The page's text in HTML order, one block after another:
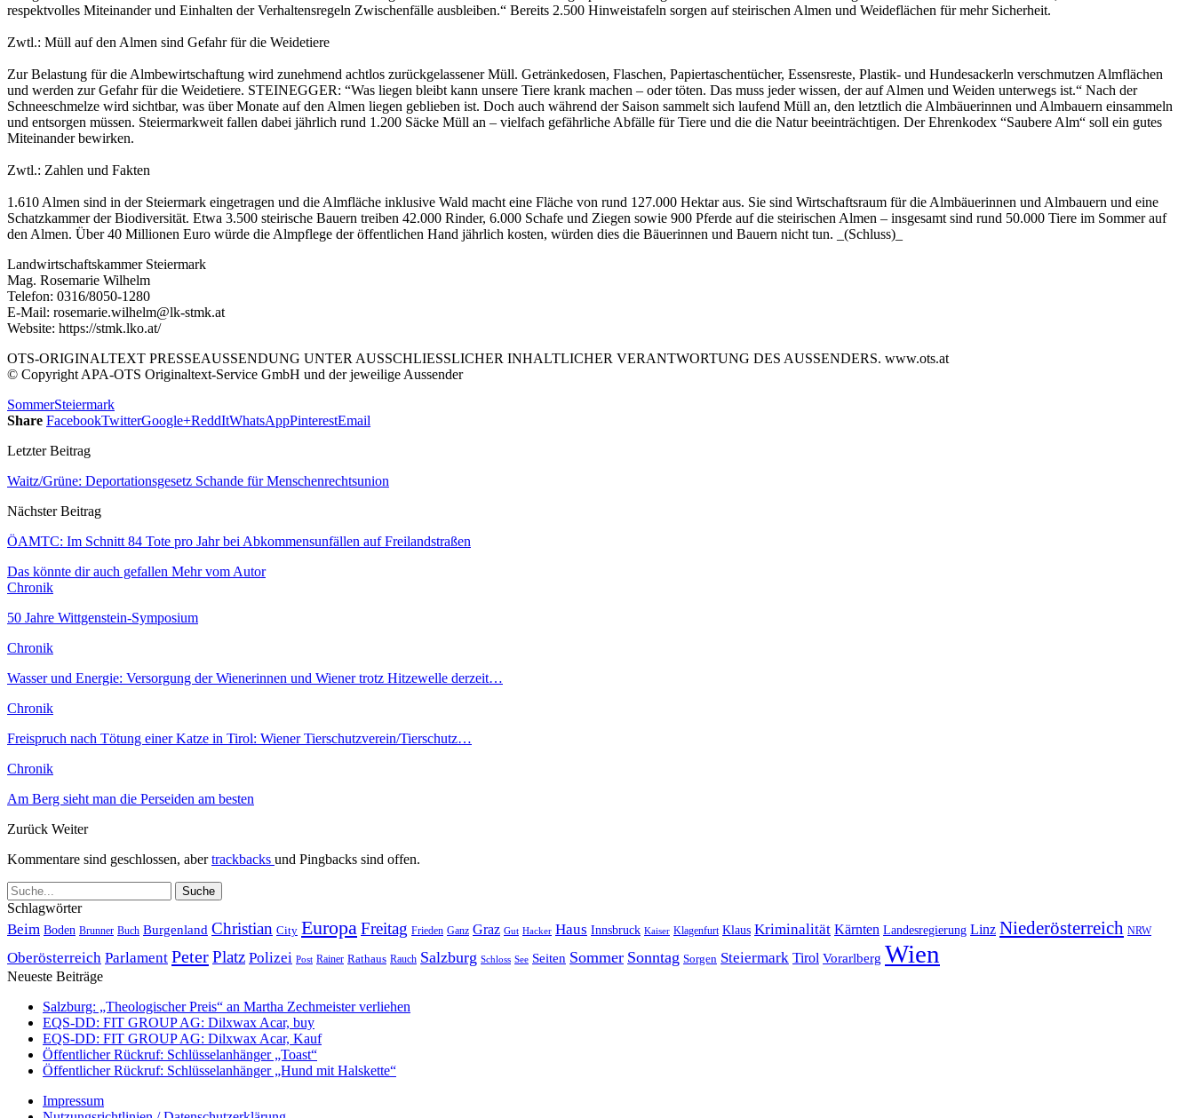
respektvolles Miteinander und Einhalten der Verhaltensregeln Zwischenfälle ausbleiben.“ Bereits 2.500 Hinweistafeln sorgen auf steirischen Almen und Weideflächen für mehr Sicherheit.
Zwtl.: Müll auf den Almen sind Gefahr für die Weidetiere
Zur Belastung für die Almbewirtschaftung wird zunehmend achtlos zurückgelassener Müll. Getränkedosen, Flaschen, Papiertaschentücher, Essensreste, Plastik- und Hundesackerln verschmutzen Almflächen
und werden zur Gefahr für die Weidetiere. STEINEGGER: “Was liegen bleibt kann unsere Tiere krank machen – oder töten. Das muss jeder wissen, der auf Almen und Weiden unterwegs ist.“ Nach der
Schneeschmelze wird sichtbar, was über Monate auf den Almen liegen geblieben ist. Doch auch während der Saison sammelt sich laufend Müll an, den letztlich die Almbäuerinnen und Almbauern einsammeln
und entsorgen müssen. Steiermarkweit fallen dabei jährlich rund 1.200 Säcke Müll an – vielfach gefährliche Abfälle für Tiere und die die Natur beeinträchtigen. Der Ehrenkodex “Saubere Alm“ soll ein gutes
Miteinander bewirken.
Zwtl.: Zahlen und Fakten
1.610 Almen sind in der Steiermark eingetragen und die Almfläche inklusive Wald macht eine Fläche von rund 127.000 Hektar aus. Sie sind Wirtschaftsraum für die Almbäuerinnen und Almbauern und eine
Schatzkammer der Biodiversität. Etwa 3.500 steirische Bauern treiben 42.000 Rinder, 6.000 Schafe und Ziegen sowie 900 Pferde auf die steirischen Almen – insgesamt sind rund 50.000 Tiere im Sommer auf
den Almen. Über 40 Millionen Euro würde die Almpflege der öffentlichen Hand jährlich kosten, würden dies die Bäuerinnen und Bauern nicht tun. _(Schluss)_
Landwirtschaftskammer Steiermark
Mag. Rosemarie Wilhelm
Telefon: 0316/8050-1280
E-Mail: rosemarie.wilhelm@lk-stmk.at
Website: https://stmk.lko.at/
OTS-ORIGINALTEXT PRESSEAUSSENDUNG UNTER AUSSCHLIESSLICHER INHALTLICHER VERANTWORTUNG DES AUSSENDERS. www.ots.at
© Copyright APA-OTS Originaltext-Service GmbH und der jeweilige Aussender
SommerSteiermark
Share FacebookTwitterGoogle+ReddItWhatsAppPinterestEmail
Letzter Beitrag
Waitz/Grüne: Deportationsgesetz Schande für Menschenrechtsunion
Nächster Beitrag
ÖAMTC: Im Schnitt 84 Tote pro Jahr bei Abkommensunfällen auf Freilandstraßen
Das könnte dir auch gefallen Mehr vom Autor
Chronik
50 Jahre Wittgenstein-Symposium
Chronik
Wasser und Energie: Versorgung der Wienerinnen und Wiener trotz Hitzewelle derzeit…
Chronik
Freispruch nach Tötung einer Katze in Tirol: Wiener Tierschutzverein/Tierschutz…
Chronik
Am Berg sieht man die Perseiden am besten
Zurück Weiter
Kommentare sind geschlossen, abertrackbacks und Pingbacks sind offen.
Schlagwörter
Beim Boden Brunner Buch Burgenland Christian City Europa Freitag Frieden Ganz Graz Gut Hacker Haus Innsbruck Kaiser Klagenfurt Klaus Kriminalität Kärnten Landesregierung Linz Niederösterreich NRW
Oberösterreich Parlament PeterPlatz Polizei Post Rainer Rathaus Rauch Salzburg Schloss See Seiten Sommer Sonntag Sorgen Steiermark Tirol Vorarlberg Wien
Neueste Beiträge
Salzburg: „Theologischer Preis“ an Martha Zechmeister verliehen
EQS-DD: FIT GROUP AG: Dilxwax Acar, buy
EQS-DD: FIT GROUP AG: Dilxwax Acar, Kauf
Öffentlicher Rückruf: Schlüsselanhänger „Toast“
Öffentlicher Rückruf: Schlüsselanhänger „Hund mit Halskette“
Impressum